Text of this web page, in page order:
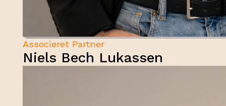
Associeret Partner
Niels Bech Lukassen